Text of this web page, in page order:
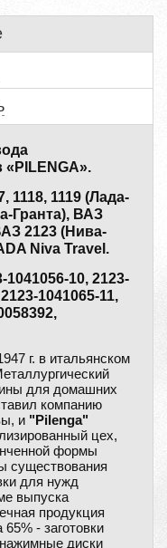
«PILENGA».
1119 (Лада-
Гранта), ВАЗ
2123 (Нива-
Niva Travel.
10, 2123-
1041065-11,
г. в итальянском
для домашних
компанию
и "Pilenga"
цех,
формы
существования
для нужд
выпуска
продукция
- заготовки
диски